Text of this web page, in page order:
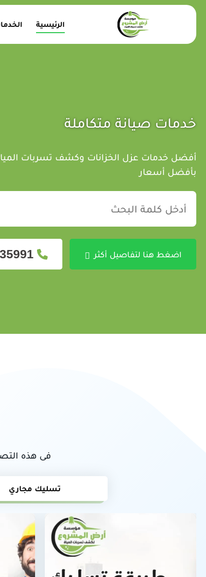
الرئيسية
خدمات صيانة متكاملة
أفضل خدمات عزل الخزانات وكشف تسربات
بأفضل أسعار
اضغط هنا لتفاصيل أكثر
فى هذه
تسليك مجاري